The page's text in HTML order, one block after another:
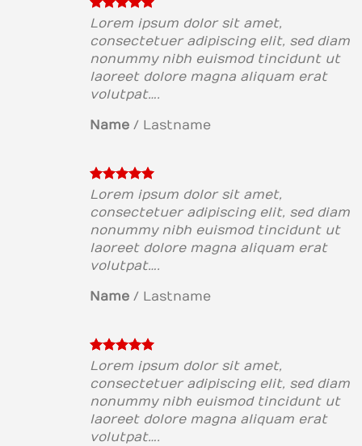
Lorem ipsum dolor sit amet,
consectetuer adipiscing elit, sed diam
nonummy nibh euismod tincidunt ut
laoreet dolore magna aliquam erat
volutpat….
Name / Lastname
Lorem ipsum dolor sit amet,
consectetuer adipiscing elit, sed diam
nonummy nibh euismod tincidunt ut
laoreet dolore magna aliquam erat
volutpat….
Name / Lastname
Lorem ipsum dolor sit amet,
consectetuer adipiscing elit, sed diam
nonummy nibh euismod tincidunt ut
laoreet dolore magna aliquam erat
volutpat….